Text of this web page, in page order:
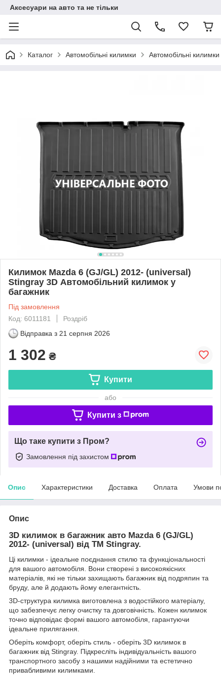
Аксесуари на авто та не тільки
Каталог Автомобільні килимки Автомобільні
Килимок Mazda 6 (GJ/GL) 2012- (universal)
Stingray 3D Автомобільний килимок у
багажник
Під замовлення
Код: 6011181
Роздріб
Відправка з 21 серпня 2026
1 302 ₴
Купити
або
Купити з
Що таке купити з Пром?
Замовлення під захистом
Опис Характеристики Доставка Оплата Умови
Опис
3D килимок в багажник авто Mazda 6 (GJ/GL)
2012- (universal) від TM Stingray.
Ці килимки - ідеальне поєднання стилю та функціональності
для вашого автомобіля. Вони створені з високоякісних
матеріалів, які не тільки захищають багажник від подряпин та
бруду, але й додають йому елегантність.
3D-структура килимка виготовлена з водостійкого матеріалу,
що забезпечує легку очистку та довговічність. Кожен килимок
точно відповідає формі вашого автомобіля, гарантуючи
ідеальне прилягання.
Оберіть комфорт, оберіть стиль - оберіть 3D килимок в
багажник від Stingray. Підкресліть індивідуальність вашого
транспортного засобу з нашими надійними та естетично
привабливими килимками.